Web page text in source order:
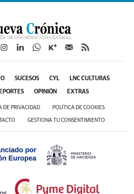
SUCESOS CYL LNC CULTURAS
OPINIÓN EXTRAS
DE PRIVACIDAD POLÍTICA DE COOKIES
GESTIONA TU CONSENTIMIENTO